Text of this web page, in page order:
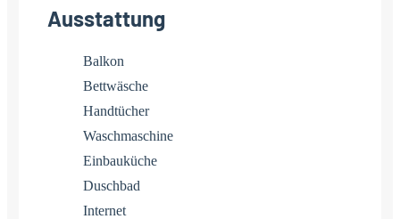
Ausstattung
Balkon
Bettwäsche
Handtücher
Waschmaschine
Einbauküche
Duschbad
Internet